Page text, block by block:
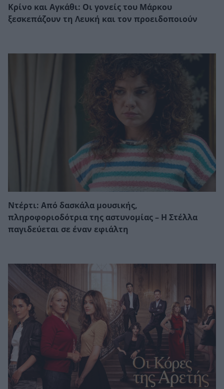
Κρίνο και Αγκάθι: Οι γονείς του Μάρκου
ξεσκεπάζουν τη Λευκή και τον προειδοποιούν
Ντέρτι: Από δασκάλα μουσικής,
πληροφοριοδότρια της αστυνομίας – Η Στέλλα
παγιδεύεται σε έναν εφιάλτη